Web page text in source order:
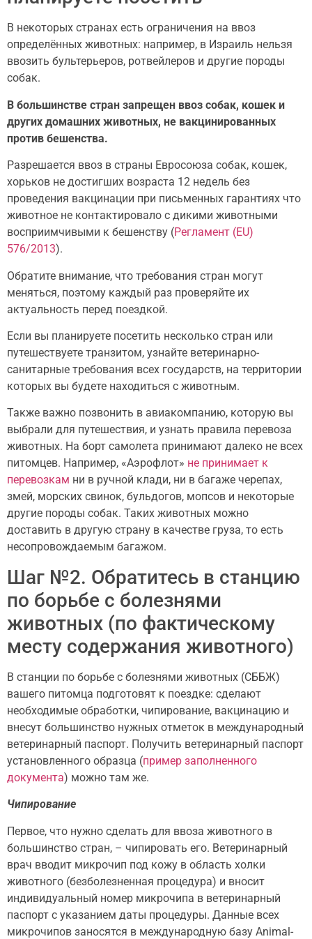
В некоторых странах есть ограничения на ввоз
определённых животных: например, в Израиль нельзя
ввозить бультерьеров, ротвейлеров и другие породы
собак.
В большинстве стран запрещен ввоз собак, кошек и
других домашних животных, не вакцинированных
против бешенства.
Разрешается ввоз в страны Евросоюза собак, кошек,
хорьков не достигших возраста 12 недель без
проведения вакцинации при письменных гарантиях что
животное не контактировало с дикими животными
восприимчивыми к бешенству (Регламент (EU)
576/2013).
Обратите внимание, что требования стран могут
меняться, поэтому каждый раз проверяйте их
актуальность перед поездкой.
Если вы планируете посетить несколько стран или
путешествуете транзитом, узнайте ветеринарно-
санитарные требования всех государств, на территории
которых вы будете находиться с животным.
Также важно позвонить в авиакомпанию, которую вы
выбрали для путешествия, и узнать правила перевоза
животных. На борт самолета принимают далеко не всех
питомцев. Например, «Аэрофлот» не принимает к
перевозкам ни в ручной клади, ни в багаже черепах,
змей, морских свинок, бульдогов, мопсов и некоторые
другие породы собак. Таких животных можно
доставить в другую страну в качестве груза, то есть
несопровождаемым багажом.
Шаг №2. Обратитесь в станцию
по борьбе с болезнями
животных (по фактическому
месту содержания животного)
В станции по борьбе с болезнями животных (СББЖ)
вашего питомца подготовят к поездке: сделают
необходимые обработки, чипирование, вакцинацию и
внесут большинство нужных отметок в международный
ветеринарный паспорт. Получить ветеринарный паспорт
установленного образца (пример заполненного
документа) можно там же.
Чипирование
Первое, что нужно сделать для ввоза животного в
большинство стран, – чипировать его. Ветеринарный
врач вводит микрочип под кожу в область холки
животного (безболезненная процедура) и вносит
индивидуальный номер микрочипа в ветеринарный
паспорт с указанием даты процедуры. Данные всех
микрочипов заносятся в международную базу Animal-